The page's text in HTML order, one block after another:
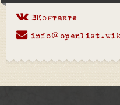
ВКонтакте